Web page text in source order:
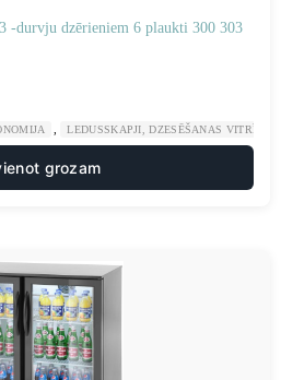
-durvju dzērieniem 6 plaukti 300 303
LEDUSSKAPJI, DZESĒŠANAS VITRĪNAS
grozam